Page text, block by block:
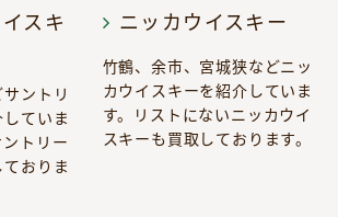
スキ
ントリ
ていま
トリー
おりま
ニッカウイスキー
竹鶴、余市、宮城狭などニッ
カウイスキーを紹介していま
す。リストにないニッカウイ
スキーも買取しております。